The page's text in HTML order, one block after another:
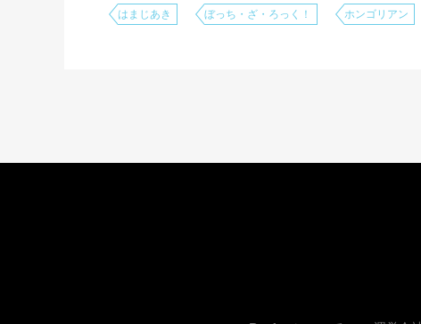
はまじあき ぼっち・ざ・ろっく！ ホンゴリアン